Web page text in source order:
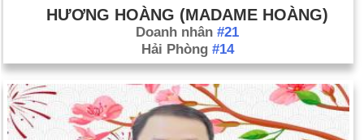
HƯƠNG HOÀNG (MADAME HOÀNG)
Doanh nhân #21
Hải Phòng #14